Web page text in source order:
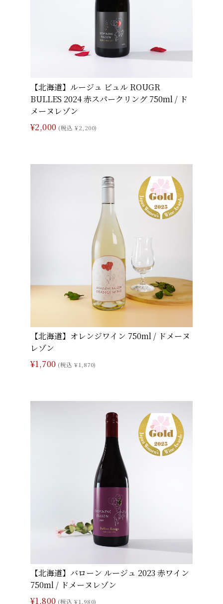
【北海道】ルージュ ビュル ROUGR
BULLES 2024 赤スパークリング 750ml / ド
メーヌレゾン
¥2,000 (税込 ¥2,200)
【北海道】オレンジワイン 750ml / ドメーヌ
レゾン
¥1,700 (税込 ¥1,870)
【北海道】バローン ルージュ 2023 赤ワイン
750ml / ドメーヌレゾン
¥1,800 (税込 ¥1,980)